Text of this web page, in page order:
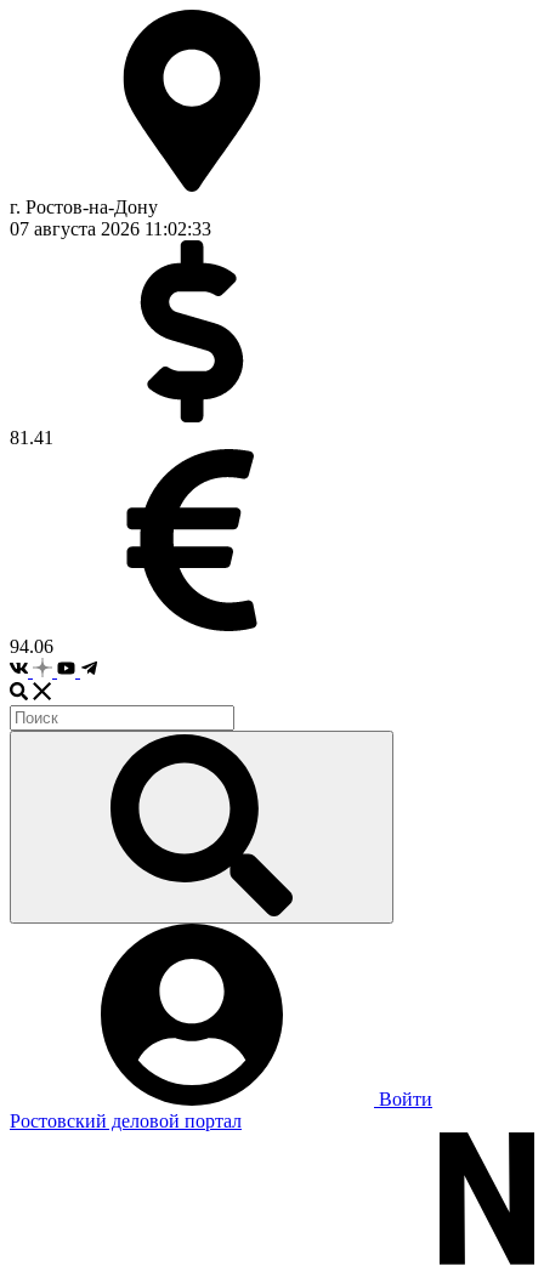
г. Ростов-на-Дону
07 августа 2026 11:02:33
81.41
94.06
Войти
Ростовский деловой портал